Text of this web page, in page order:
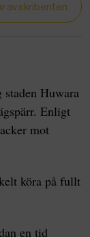
av skribenten
Huwara
Enligt
mot
köra på fullt
en tid